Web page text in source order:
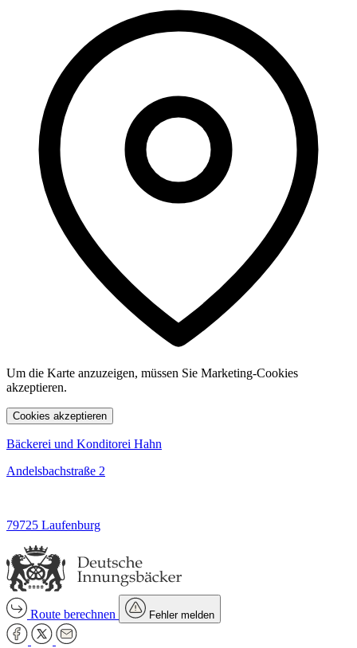
Um die Karte anzuzeigen, müssen Sie Marketing-Cookies
akzeptieren.
Cookies akzeptieren
Bäckerei und Konditorei Hahn
Andelsbachstraße 2
79725 Laufenburg
Route berechnen Fehler melden